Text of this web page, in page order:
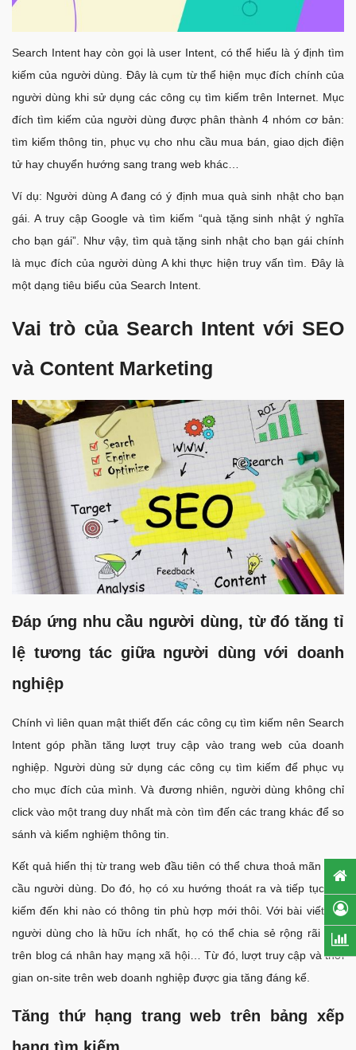
Search Intent hay còn gọi là user Intent, có thể hiểu là ý định tìm
kiếm của người dùng. Đây là cụm từ thể hiện mục đích chính của
người dùng khi sử dụng các công cụ tìm kiếm trên Internet. Mục
đích tìm kiếm của người dùng được phân thành 4 nhóm cơ bản:
tìm kiếm thông tin, phục vụ cho nhu cầu mua bán, giao dịch điện
tử hay chuyển hướng sang trang web khác…
Ví dụ: Người dùng A đang có ý định mua quà sinh nhật cho bạn
gái. A truy cập Google và tìm kiếm “quà tặng sinh nhật ý nghĩa
cho bạn gái”. Như vậy, tìm quà tặng sinh nhật cho bạn gái chính
là mục đích của người dùng A khi thực hiện truy vấn tìm. Đây là
một dạng tiêu biểu của Search Intent.
Vai trò của Search Intent với SEO
và Content Marketing
Đáp ứng nhu cầu người dùng, từ đó tăng tỉ
lệ tương tác giữa người dùng với doanh
nghiệp
Chính vì liên quan mật thiết đến các công cụ tìm kiếm nên Search
Intent góp phần tăng lượt truy cập vào trang web của doanh
nghiệp. Người dùng sử dụng các công cụ tìm kiếm để phục vụ
cho mục đích của mình. Và đương nhiên, người dùng không chỉ
click vào một trang duy nhất mà còn tìm đến các trang khác để so
sánh và kiểm nghiệm thông tin.
Kết quả hiển thị từ trang web đầu tiên có thể chưa thoả mãn nhu
cầu người dùng. Do đó, họ có xu hướng thoát ra và tiếp tục tìm
kiếm đến khi nào có thông tin phù hợp mới thôi. Với bài viết mà
người dùng cho là hữu ích nhất, họ có thể chia sẻ rộng rãi hơn
trên blog cá nhân hay mạng xã hội… Từ đó, lượt truy cập và thời
gian on-site trên web doanh nghiệp được gia tăng đáng kể.
Tăng thứ hạng trang web trên bảng xếp